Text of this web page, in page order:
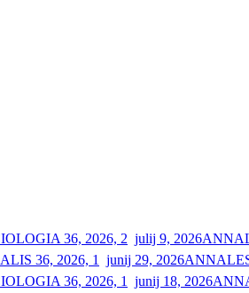
julij 9, 2026
junij 29, 2026
junij 18, 2026